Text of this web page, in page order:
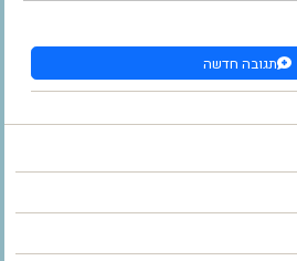
תגובה חדשה